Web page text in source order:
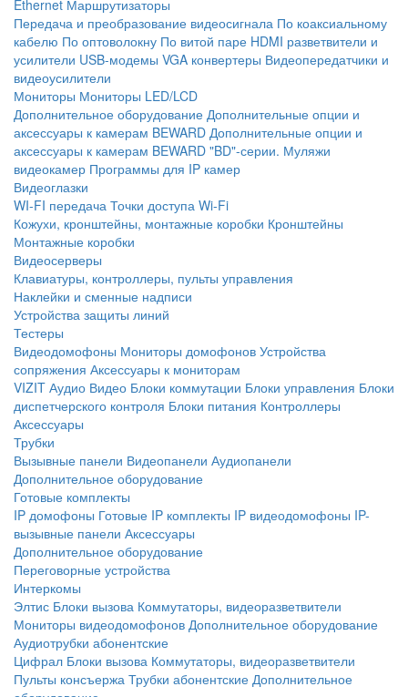
Ethernet Маршрутизаторы
Передача и преобразование видеосигнала По коаксиальному
кабелю По оптоволокну По витой паре HDMI разветвители и
усилители USB-модемы VGA конвертеры Видеопередатчики и
видеоусилители
Мониторы Мониторы LED/LCD
Дополнительное оборудование Дополнительные опции и
аксессуары к камерам BEWARD Дополнительные опции и
аксессуары к камерам BEWARD "BD"-серии. Муляжи
видеокамер Программы для IP камер
Видеоглазки
WI-FI передача Точки доступа Wi-Fi
Кожухи, кронштейны, монтажные коробки Кронштейны
Монтажные коробки
Видеосерверы
Клавиатуры, контроллеры, пульты управления
Наклейки и сменные надписи
Устройства защиты линий
Тестеры
Видеодомофоны Мониторы домофонов Устройства
сопряжения Аксессуары к мониторам
VIZIT Аудио Видео Блоки коммутации Блоки управления Блоки
диспетчерского контроля Блоки питания Контроллеры
Аксессуары
Трубки
Вызывные панели Видеопанели Аудиопанели
Дополнительное оборудование
Готовые комплекты
IP домофоны Готовые IP комплекты IP видеодомофоны IP-
вызывные панели Аксессуары
Дополнительное оборудование
Переговорные устройства
Интеркомы
Элтис Блоки вызова Коммутаторы, видеоразветвители
Мониторы видеодомофонов Дополнительное оборудование
Аудиотрубки абонентские
Цифрал Блоки вызова Коммутаторы, видеоразветвители
Пульты консъержа Трубки абонентские Дополнительное